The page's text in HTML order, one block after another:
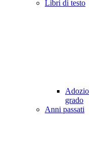
Libri di testo
grado
Anni passati